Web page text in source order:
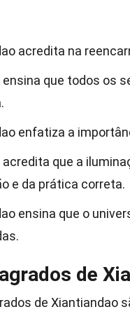
acredita na
ensina que todos os
enfatiza a
acredita que a
e da prática correta.
ensina que o
de
de Xiantiandao